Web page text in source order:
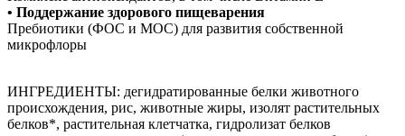
• Поддержание здорового пищеварения
Пребиотики (ФОС и МОС) для развития собственной
микрофлоры
ИНГРЕДИЕНТЫ: дегидратированные белки животного
происхождения, рис, животные жиры, изолят растительных
белков*, растительная клетчатка, гидролизат белков